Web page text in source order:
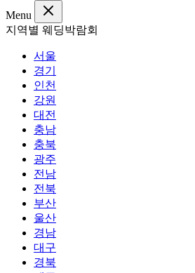
Menu
지역별 웨딩박람회
서울
경기
인천
강원
대전
충남
충북
광주
전남
전북
부산
울산
경남
대구
경북